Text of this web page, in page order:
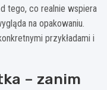
tego, co realnie wspiera
na opakowaniu.
przykładami i
– zanim